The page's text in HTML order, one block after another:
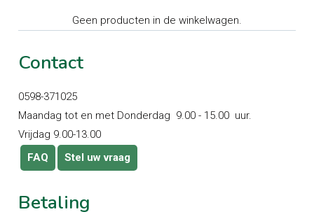
Geen producten in de winkelwagen.
Contact
0598-371025
Maandag tot en met Donderdag 9.00 - 15.00 uur.
Vrijdag 9.00-13.00
FAQ
Stel uw vraag
Betaling